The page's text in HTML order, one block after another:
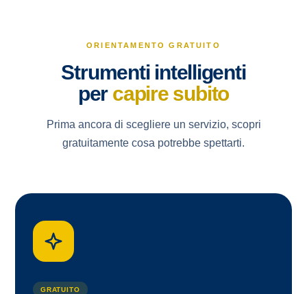
ORIENTAMENTO GRATUITO
Strumenti intelligenti
per capire subito
Prima ancora di scegliere un servizio, scopri
gratuitamente cosa potrebbe spettarti.
GRATUITO